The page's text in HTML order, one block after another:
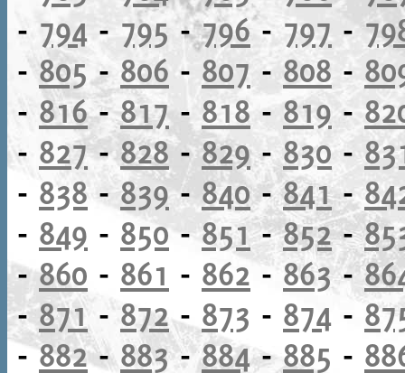
- 794- 795 -796-797 -
-805-806 - 807 - 808 -
- 816-817-818 - 819 -
- 827-828-829- 830-
- 838 -839- 840-841-
- 849 - 850-851-852-
-860 - 861 - 862- 863-
-871-872- 873 - 874 -
-882-883-884-885 -